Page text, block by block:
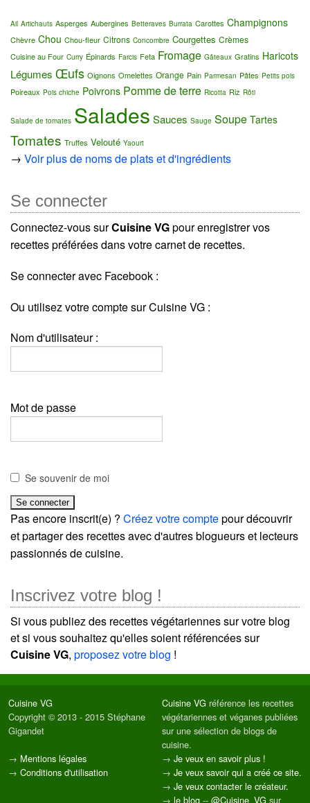
Ail Artichauts Asperges Aubergines Betteraves Burrata Carottes Champignons
Chèvre Chou Chou-fleur Citrons Concombre Courgettes Crèmes
Cuisine au Four Curry Épinards Farcis Feta Fromage Gâteaux Gratins Haricots
Légumes Œufs Oignons Omelettes Orange Pain Parmesan Pâtes Petits pois
Poireaux Pois chiche Poivrons Pomme de terre Ricotta Riz Rôti
Salade de tomates Salades Sauces Sauge Soupe Tartes
Tomates Truffes Velouté Yaourt
→ Voir plus de noms de plats et d'ingrédients
Se connecter
Connectez-vous surCuisine VGpour enregistrer vos
recettes préférées dans votre carnet de recettes.
Se connecter avec Facebook :
Ou utilisez votre compte sur Cuisine VG :
Nom d'utilisateur :
Mot de passe
Se souvenir de moi
Pas encore inscrit(e) ? Créez votre comptepour découvrir
et partager des recettes avec d'autres blogueurs et lecteurs
passionnés de cuisine.
Inscrivez votre blog !
Si vous publiez des recettes végétariennes sur votre blog
et si vous souhaitez qu'elles soient référencées sur
Cuisine VG, proposez votre blog !
Cuisine VG
Copyright © 2013 - 2015 Stéphane
Gigandet
→ Mentions légales
→ Conditions d'utilisation
Cuisine VG référence les recettes
végétariennes et véganes publiées
sur une sélection de blogs de
cuisine.
→ Je veux en savoir plus !
→ Je veux savoir qui a créé ce site.
→ Je veux contacter le créateur.
→ le blog -- @Cuisine_VG sur